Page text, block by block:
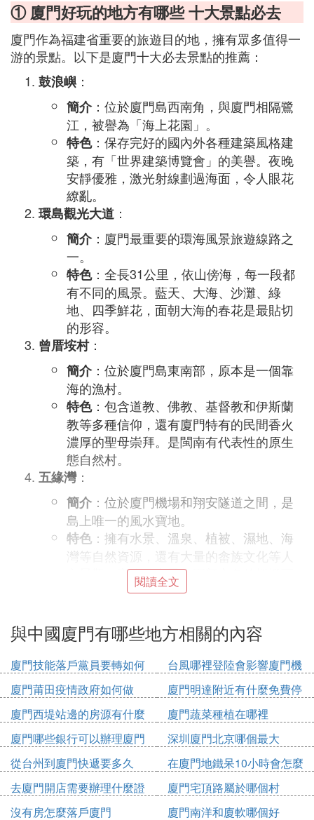
① 廈門好玩的地方有哪些 十大景點必去
廈門作為福建省重要的旅遊目的地，擁有眾多值得一
游的景點。以下是廈門十大必去景點的推薦：
鼓浪嶼：
簡介：位於廈門島西南角，與廈門相隔鷺
江，被譽為「海上花園」。
特色：保存完好的國內外各種建築風格建
築，有「世界建築博覽會」的美譽。夜晚
安靜優雅，激光射線劃過海面，令人眼花
繚亂。
環島觀光大道 ：
簡介：廈門最重要的環海風景旅遊線路之
一。
特色：全長31公里，依山傍海，每一段都
有不同的風景。藍天、大海、沙灘、綠
地、四季鮮花，面朝大海的春花是最貼切
的形容。
曾厝垵村：
簡介：位於廈門島東南部，原本是一個靠
海的漁村。
特色：包含道教、佛教、基督教和伊斯蘭
教等多種信仰，還有廈門特有的民間香火
濃厚的聖母崇拜。是閩南有代表性的原生
態自然村。
五緣灣：
簡介 ：位於廈門機場和翔安隧道之間，是
島上唯一的風水寶地。
特色 ：擁有水景、溫泉、植被、濕地、海
灣等自然資源，還有大量的畲族文化等人
文景觀。夜晚的夜景在五顏六色的橋燈下
更顯失落與浪漫。
簡介：依山傍海，被譽為「中國最美校園
特色：校園內有芙蓉湖、情人谷等景點，
安靜浪漫。建築中西合璧，值得欣賞。
中山路 ：
簡介：廈門老城區，近代歷史風貌展示較
為完整。
特色：有眾多南洋騎樓建築，豐富多彩的L
ED夜景，種類繁多的閩台特色小吃。古老
的南音在小巷和街區回盪。
閱讀全文
與中國廈門有哪些地方相關的內容
廈門技能落戶黨員要轉如何
辦理
台風哪裡登陸會影響廈門機
場
廈門莆田疫情政府如何做
廈門明達附近有什麼免費停
車位
廈門西堤站邊的房源有什麼
廈門蔬菜種植在哪裡
廈門哪些銀行可以辦理廈門
市民卡
深圳廈門北京哪個最大
從台州到廈門快遞要多久
在廈門地鐵呆10小時會怎麼
收費
去廈門開店需要辦理什麼證
件
廈門宅頂路屬於哪個村
沒有房怎麼落戶廈門
廈門南洋和廈軟哪個好